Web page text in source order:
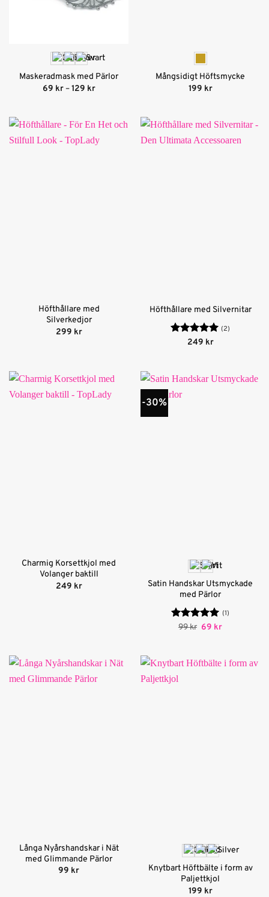
Maskeradmask med Pärlor
69 kr – 129 krPrisintervall:
Mångsidigt Höftsmycke
199 kr
Höfthållare med
Silverkedjor
299 kr
Höfthållare med Silvernitar
Betygsatt5
(2)
249 kr
Charmig Korsettkjol med
Volanger baktill
249 kr
-30%
Satin Handskar Utsmyckade
med Pärlor
Betygsatt 5
(1)
99kr Det
99 kr.
69 krDet
69 kr.
Långa Nyårshandskar i Nät
med Glimmande Pärlor
99 kr
Knytbart Höftbälte i form av
Paljettkjol
199 kr